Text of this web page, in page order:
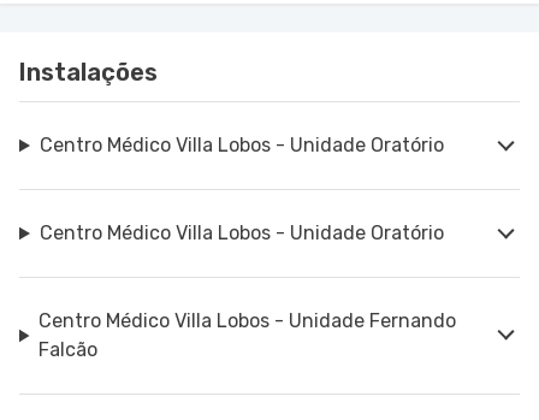
Instalações
Centro Médico Villa Lobos - Unidade Oratório
Centro Médico Villa Lobos - Unidade Oratório
Centro Médico Villa Lobos - Unidade Fernando
Falcão